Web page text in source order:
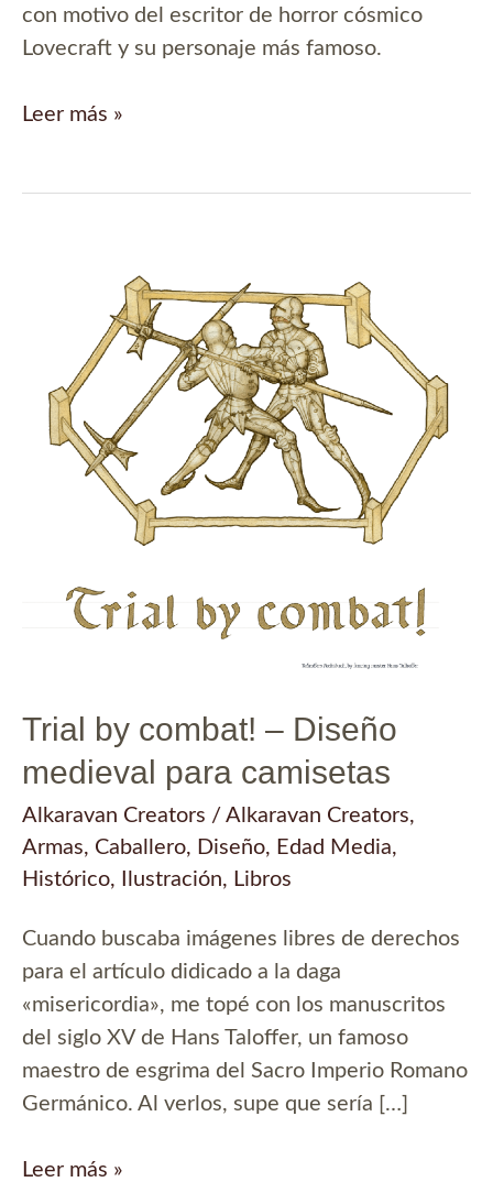
con motivo del escritor de horror cósmico
Lovecraft y su personaje más famoso.
I’ve
Leer más »
Trial by combat! – Diseño
medieval para camisetas
Alkaravan Creators / Alkaravan Creators,
Armas, Caballero, Diseño, Edad Media,
Histórico, Ilustración, Libros
Cuando buscaba imágenes libres de derechos
para el artículo didicado a la daga
«misericordia», me topé con los manuscritos
del siglo XV de Hans Taloffer, un famoso
maestro de esgrima del Sacro Imperio Romano
Germánico. Al verlos, supe que sería […]
Trial
Leer más »